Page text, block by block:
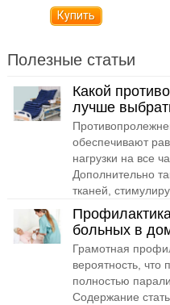
Полезные статьи
Какой
лучше
обеспечивают
нагрузки на все
Дополнительно
тканей,
больных в
Грамотная
вероятность, что
полностью
Содержание